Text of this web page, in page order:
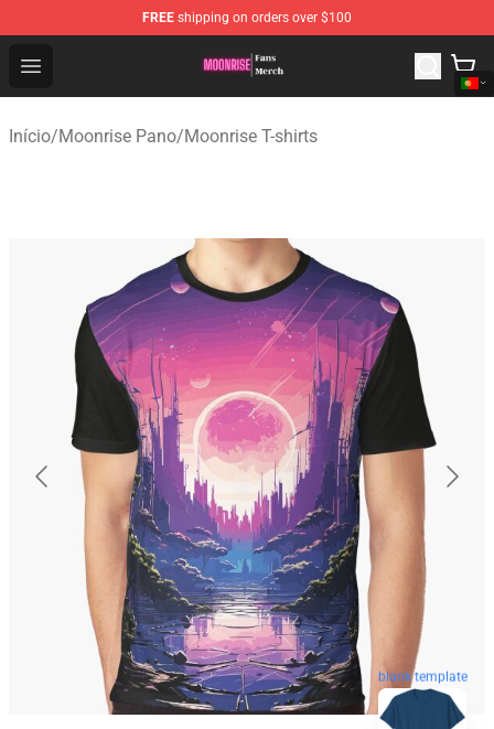
FREE shipping on orders over $100
Open menu
Moonrise Store - Official Moonrise Merchandise Shop
Início/Moonrise Pano/Moonrise T-shirts
blank template